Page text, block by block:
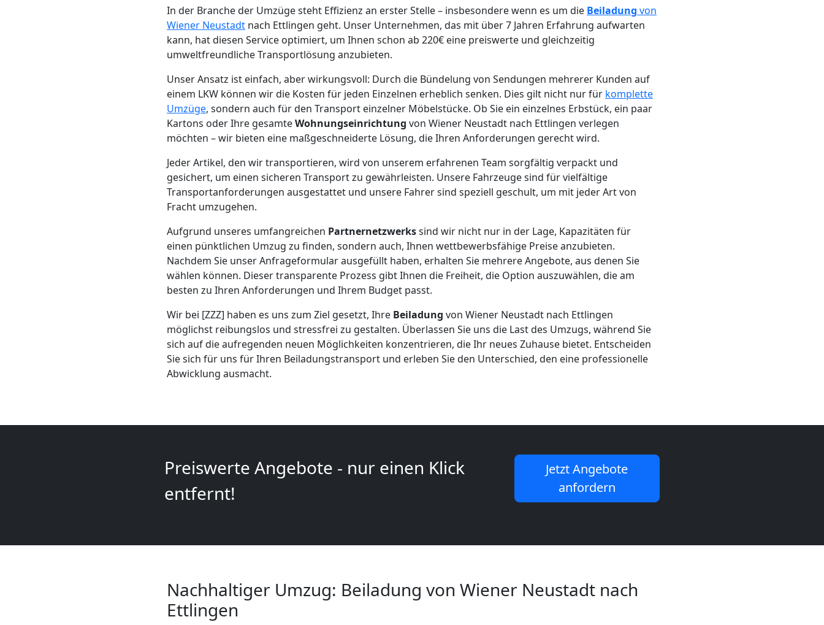
In der Branche der Umzüge steht Effizienz an erster Stelle – insbesondere wenn es um die Beiladung von
Wiener Neustadt nach Ettlingen geht. Unser Unternehmen, das mit über 7 Jahren Erfahrung aufwarten
kann, hat diesen Service optimiert, um Ihnen schon ab 220€ eine preiswerte und gleichzeitig
umweltfreundliche Transportlösung anzubieten.
Unser Ansatz ist einfach, aber wirkungsvoll: Durch die Bündelung von Sendungen mehrerer Kunden auf
einem LKW können wir die Kosten für jeden Einzelnen erheblich senken. Dies gilt nicht nur für komplette
Umzüge, sondern auch für den Transport einzelner Möbelstücke. Ob Sie ein einzelnes Erbstück, ein paar
Kartons oder Ihre gesamteWohnungseinrichtung von Wiener Neustadt nach Ettlingen verlegen
möchten – wir bieten eine maßgeschneiderte Lösung, die Ihren Anforderungen gerecht wird.
Jeder Artikel, den wir transportieren, wird von unserem erfahrenen Team sorgfältig verpackt und
gesichert, um einen sicheren Transport zu gewährleisten. Unsere Fahrzeuge sind für vielfältige
Transportanforderungen ausgestattet und unsere Fahrer sind speziell geschult, um mit jeder Art von
Fracht umzugehen.
Aufgrund unseres umfangreichen Partnernetzwerkssind wir nicht nur in der Lage, Kapazitäten für
einen pünktlichen Umzug zu finden, sondern auch, Ihnen wettbewerbsfähige Preise anzubieten.
Nachdem Sie unser Anfrageformular ausgefüllt haben, erhalten Sie mehrere Angebote, aus denen Sie
wählen können. Dieser transparente Prozess gibt Ihnen die Freiheit, die Option auszuwählen, die am
besten zu Ihren Anforderungen und Ihrem Budget passt.
Wir bei [ZZZ] haben es uns zum Ziel gesetzt, Ihre Beiladung von Wiener Neustadt nach Ettlingen
möglichst reibungslos und stressfrei zu gestalten. Überlassen Sie uns die Last des Umzugs, während Sie
sich auf die aufregenden neuen Möglichkeiten konzentrieren, die Ihr neues Zuhause bietet. Entscheiden
Sie sich für uns für Ihren Beiladungstransport und erleben Sie den Unterschied, den eine professionelle
Abwicklung ausmacht.
Preiswerte Angebote - nur einen Klick
entfernt!
Jetzt Angebote
anfordern
Nachhaltiger Umzug: Beiladung von Wiener Neustadt nach
Ettlingen
Neustadt